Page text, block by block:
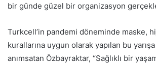
bir günde güzel bir organizasyon
Turkcell’in pandemi döneminde maske,
kurallarına uygun olarak yapılan bu
anımsatan Özbayraktar, “Sağlıklı bir